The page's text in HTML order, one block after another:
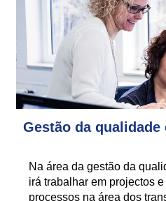
Gestão da
Na área da gestão da
irá trabalhar em projectos
processos na área dos